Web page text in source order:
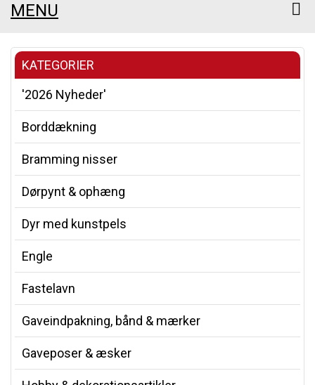
MENU
KATEGORIER
'2026 Nyheder'
Borddækning
Bramming nisser
Dørpynt & ophæng
Dyr med kunstpels
Engle
Fastelavn
Gaveindpakning, bånd & mærker
Gaveposer & æsker